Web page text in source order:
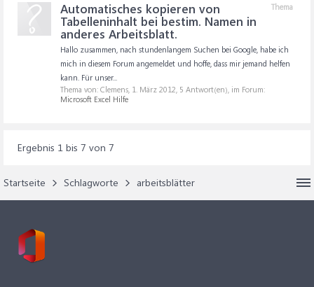
Thema
Automatisches kopieren von
Tabelleninhalt bei bestim. Namen in
anderes Arbeitsblatt.
Hallo zusammen, nach stundenlangem Suchen bei Google, habe ich
mich in diesem Forum angemeldet und hoffe, dass mir jemand helfen
kann. Für unser...
Thema von: Clemens, 1. März 2012, 5 Antwort(en), im Forum:
Microsoft Excel Hilfe
Ergebnis 1 bis 7 von 7
Startseite Schlagworte arbeitsblätter